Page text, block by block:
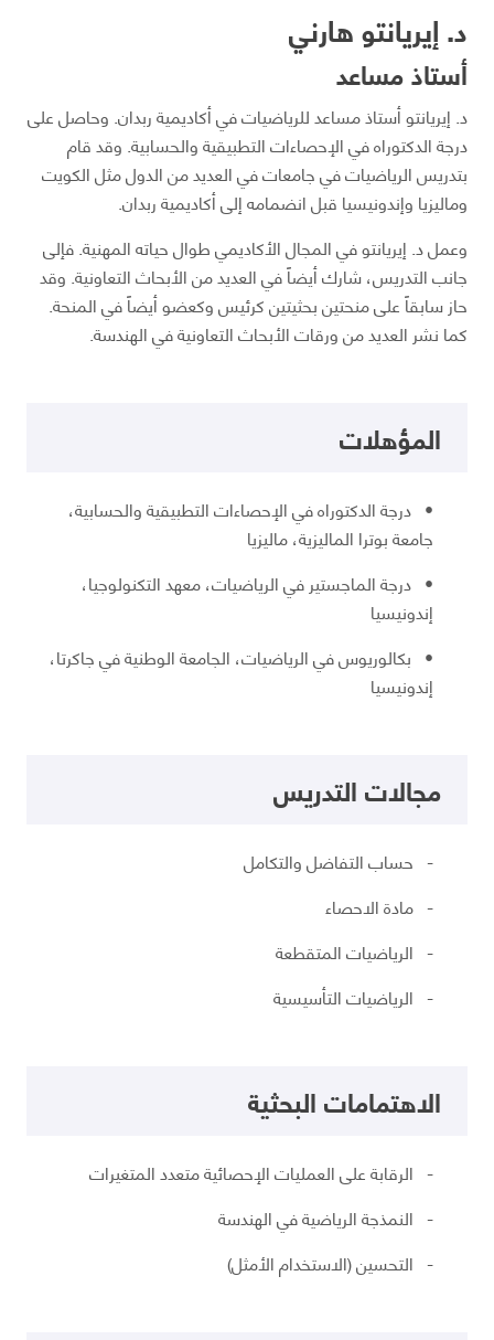
د. إيريانتو هارني
أستاذ مساعد
د. إيريانتو أستاذ مساعد للرياضيات في أكاديمية ربدان. وحاصل على
درجة الدكتوراه في الإحصاءات التطبيقية والحسابية. وقد قام
بتدريس الرياضيات في جامعات في العديد من الدول مثل الكويت
وماليزيا وإندونيسيا قبل انضمامه إلى أكاديمية ربدان.
وعمل د. إيريانتو في المجال الأكاديمي طوال حياته المهنية. فإلى
جانب التدريس، شارك أيضاً في العديد من الأبحاث التعاونية. وقد
حاز سابقاً على منحتين بحثيتين كرئيس وكعضو أيضاً في المنحة.
كما نشر العديد من ورقات الأبحاث التعاونية في الهندسة.
المؤهلات
• درجة الدكتوراه في الإحصاءات التطبيقية والحسابية،
جامعة بوترا الماليزية، ماليزيا
• درجة الماجستير في الرياضيات، معهد التكنولوجيا،
إندونيسيا
• بكالوريوس في الرياضيات، الجامعة الوطنية في جاكرتا،
إندونيسيا
مجالات التدريس
- حساب التفاضل والتكامل
- مادة الاحصاء
- الرياضيات المتقطعة
- الرياضيات التأسيسية
الاهتمامات البحثية
- الرقابة على العمليات الإحصائية متعدد المتغيرات
- النمذجة الرياضية في الهندسة
- التحسين (الاستخدام الأمثل)